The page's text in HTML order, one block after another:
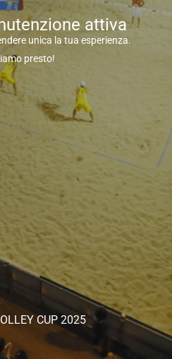
attiva
unica la tua esperienza.
presto!
CUP 2025